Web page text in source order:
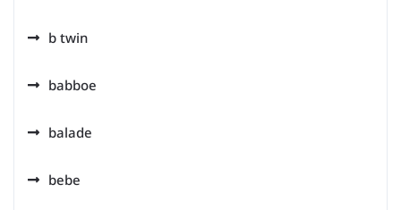
b twin
babboe
balade
bebe